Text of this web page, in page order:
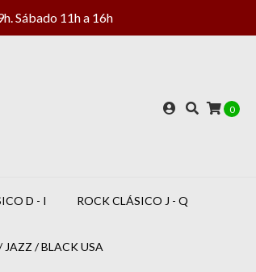
Sábado 11h a 16h
0
D - I ROCK CLÁSICO J - Q
JAZZ / BLACK USA